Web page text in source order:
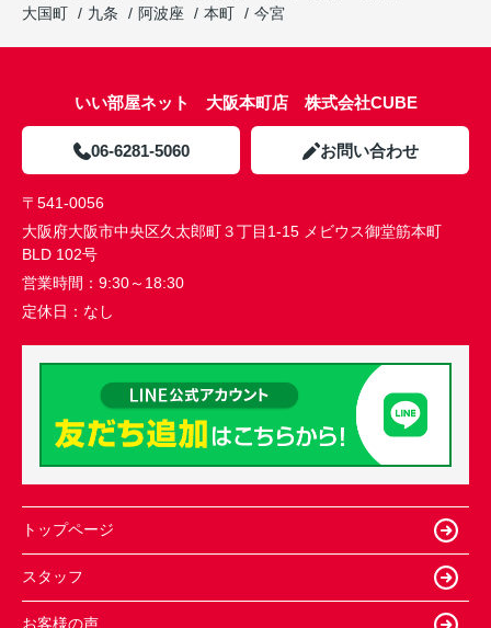
大国町
九条 阿波座 本町 今宮
いい部屋ネット 大阪本町店 株式会社CUBE
06-6281-5060 お問い合わせ
〒541-0056
大阪府大阪市中央区久太郎町３丁目1-15 メビウス御堂筋本町
BLD 102号
営業時間： 9:30～18:30
定休日： なし
トップページ
スタッフ
お客様の声